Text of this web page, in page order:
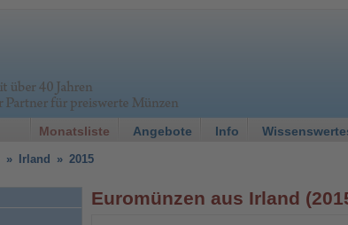
Monatsliste Angebote Info
» Irland » 2015
Euromünzen aus Irland